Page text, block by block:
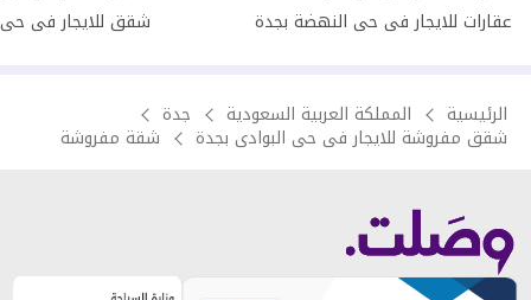
عقارات للايجار فى حى النهضة بجدة
شقق للايجار فى حى
الرئيسية المملكة العربية السعودية جدة
شقق مفروشة للايجار فى حى البوادى بجدة شقة مفروشة